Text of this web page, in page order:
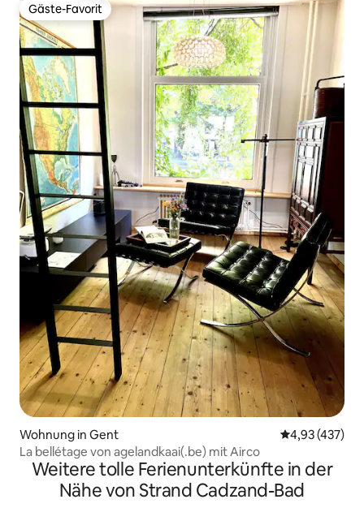
Gäste-Favorit
Gäste-Favorit
Wohnung in Gent
4,93 (437)
La bellétage von agelandkaai(.be) mit Airco
Weitere tolle Ferienunterkünfte in der
Nähe von Strand Cadzand-Bad